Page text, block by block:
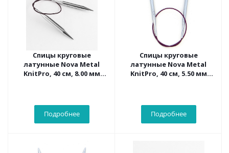
Спицы круговые
латунные Nova Metal
KnitPro, 40 см, 8.00 мм
Подробнее
Спицы круговые
латунные Nova Metal
KnitPro, 40 см, 5.50 мм
Подробнее